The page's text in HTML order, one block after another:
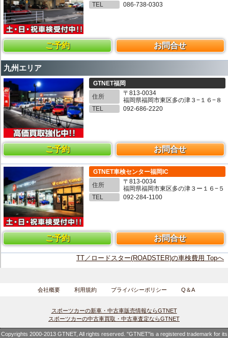
TEL
086-738-0303
ご予約 お問合せ
九州エリア
GTNET福岡
住所
〒813-0034
福岡県福岡市東区多の津３−１６−８
TEL
092-686-2220
ご予約 お問合せ
GTNET車検センター福岡IC
住所
〒813-0034
福岡県福岡市東区多の津３ー１６−５
TEL
092-284-1100
ご予約 お問合せ
TT／ロードスター(ROADSTER)の車検費用 Topへ
会社概要 利用規約 プライバシーポリシー Q＆A
スポーツカーの新車・中古車販売情報ならGTNET
スポーツカーの中古車買取・中古車査定ならGTNET
Copyrights 2000-2013 GTNET, All rights reserved. "GTNET"is a registered trademark for its